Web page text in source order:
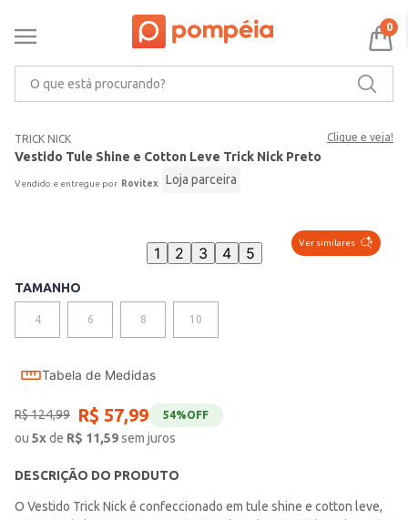
0
TRICK NICK Clique e veja!
Vestido Tule Shine e Cotton Leve Trick Nick Preto
Rovitex Loja parceira
Ver similares
1 2 3 4 5
TAMANHO
4 6 8 10
Tabela de Medidas
R$124,99 R$ 57,99 54%OFF
ou 5xde R$ 11,59sem juros
DESCRIÇÃO DO PRODUTO
O Vestido Trick Nick é confeccionado em tule shine e cotton leve,